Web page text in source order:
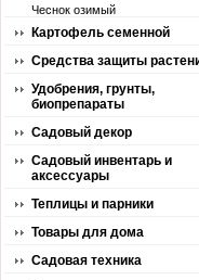
Чеснок озимый
Картофель семенной
Средства защиты
Удобрения, грунты,
биопрепараты
Садовый декор
Садовый инвентарь и
аксессуары
Теплицы и парники
Товары для дома
Садовая техника